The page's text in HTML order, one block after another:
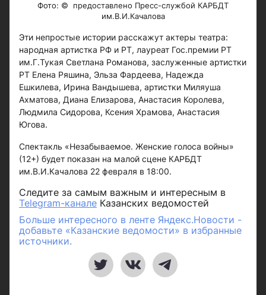
Фото: © предоставлено Пресс-службой КАРБДТ
им.В.И.Качалова
Эти непростые истории расскажут актеры театра:
народная артистка РФ и РТ, лауреат Гос.премии РТ
им.Г.Тукая Светлана Романова, заслуженные артистки
РТ Елена Ряшина, Эльза Фардеева, Надежда
Ешкилева, Ирина Вандышева, артистки Миляуша
Ахматова, Диана Елизарова, Анастасия Королева,
Людмила Сидорова, Ксения Храмова, Анастасия
Югова.
Спектакль «Незабываемое. Женские голоса войны»
(12+) будет показан на малой сцене КАРБДТ
им.В.И.Качалова 22 февраля в 18:00.
Следите за самым важным и интересным в
Telegram-канале Казанских ведомостей
Больше интересного в ленте Яндекс.Новости -
добавьте «Казанские ведомости» в избранные
источники.